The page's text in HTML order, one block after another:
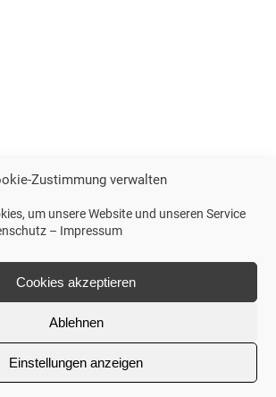
Zustimmung verwalten
um unsere Website und unseren Service
– Impressum
Cookies akzeptieren
Ablehnen
Einstellungen anzeigen